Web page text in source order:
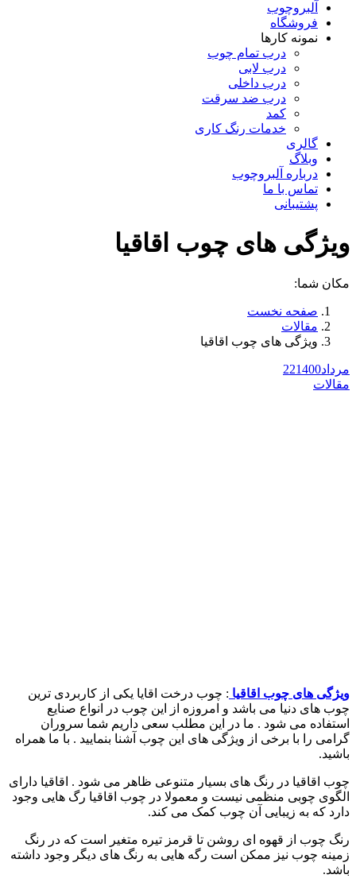
آلبروچوب
فروشگاه
نمونه کارها
درب تمام چوب
درب لابی
درب داخلی
درب ضد سرقت
کمد
خدمات رنگ کاری
گالری
وبلاگ
درباره آلبروچوب
تماس با ما
پشتیبانی
ویژگی های چوب اقاقیا
مکان شما:
صفحه نخست
مقالات
ویژگی های چوب اقاقیا
مرداد 221400
مقالات
ویژگی های چوب اقاقیا : چوب درخت اقایا یکی از کاربردی ترین
چوب های دنیا می باشد و امروزه از این چوب در انواع صنایع
استفاده می شود . ما در این مطلب سعی داریم شما سروران
گرامی را با برخی از ویژگی های این چوب آشنا بنمایید . با ما همراه
باشید.
چوب اقاقیا در رنگ های بسیار متنوعی ظاهر می شود . اقاقیا دارای
الگوی چوبی منظمی نیست و معمولا در چوب اقاقیا رگ هایی وجود
دارد که به زیبایی آن چوب کمک می کند.
رنگ چوب از قهوه ای روشن تا قرمز تیره متغیر است که در رنگ
زمینه چوب نیز ممکن است رگه هایی به رنگ های دیگر وجود داشته
باشد.